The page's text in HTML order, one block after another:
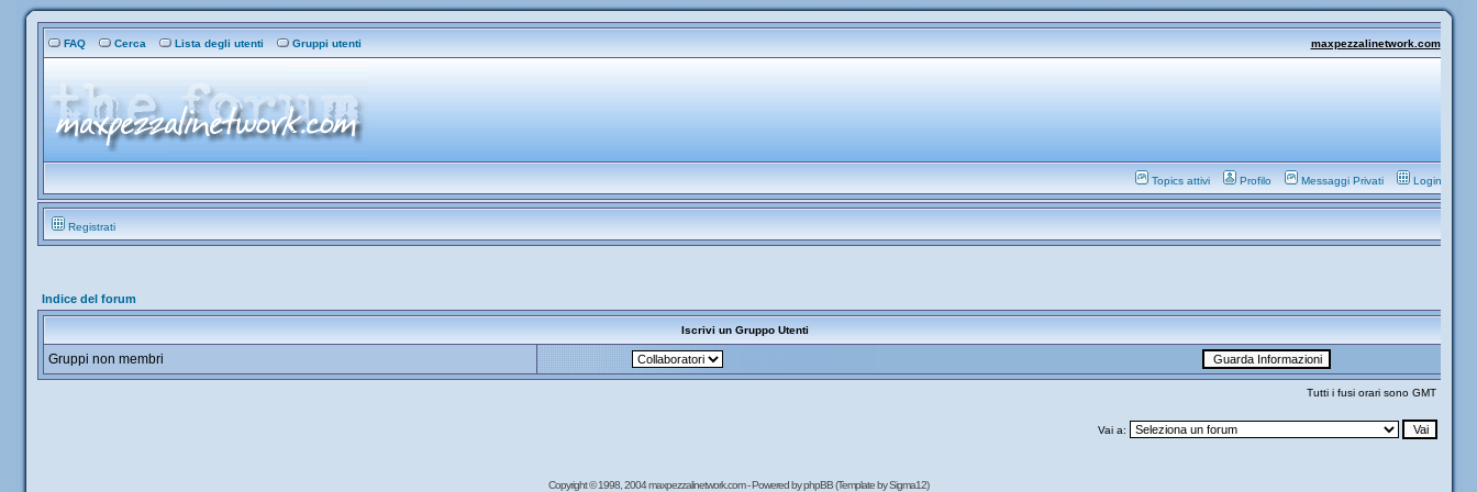
FAQ Cerca Lista degli utenti Gruppi utenti maxpezzalinetwork.com
Topics attivi Profilo Messaggi Privati Login
Registrati
Indice del forum
Iscrivi un Gruppo Utenti
Gruppi non membri
Tutti i fusi orari sono GMT
Vai a:
Copyright © 1998, 2004 maxpezzalinetwork.com - Powered byphpBB(Template by Sigma12)